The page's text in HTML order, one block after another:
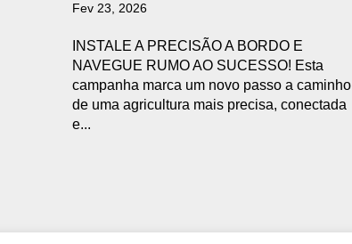
Fev 23, 2026
INSTALE A PRECISÃO A BORDO E
NAVEGUE RUMO AO SUCESSO! Esta
campanha marca um novo passo a caminho
de uma agricultura mais precisa, conectada
e...